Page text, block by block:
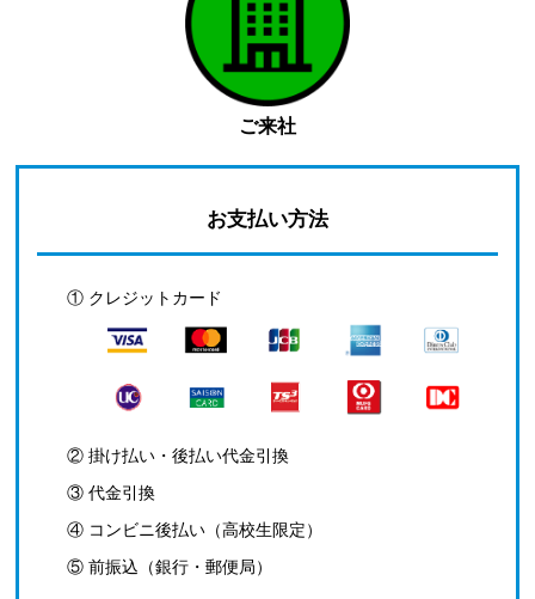
ご来社
お支払い方法
① クレジットカード
② 掛け払い・後払い代金引換
③ 代金引換
④ コンビニ後払い（高校生限定）
⑤ 前振込（銀行・郵便局）